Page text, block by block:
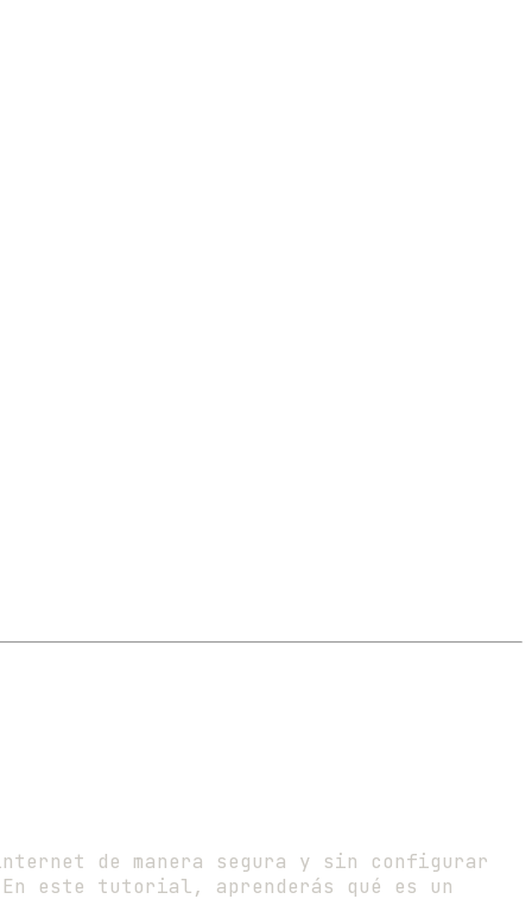
de manera segura y sin configurar
este tutorial, aprenderás qué es un